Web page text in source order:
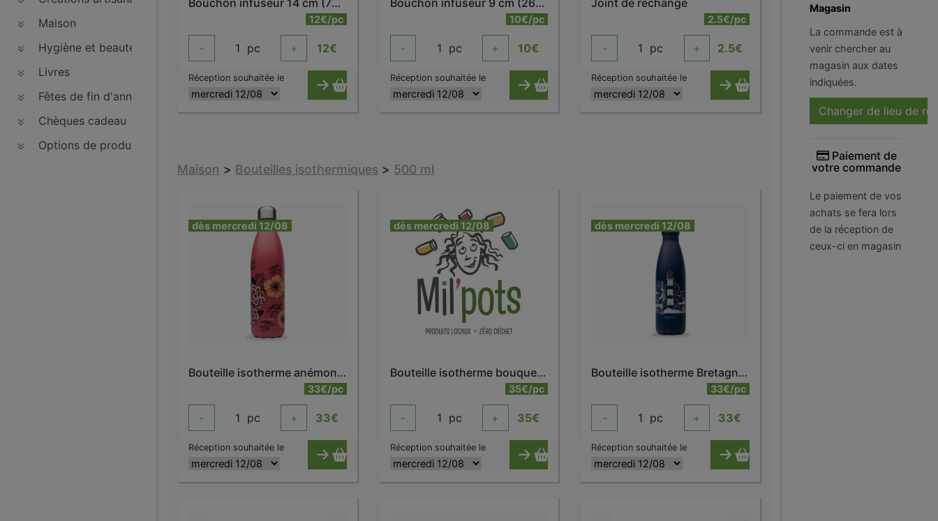
Maison
Hygiène et beauté
Livres
Fêtes de fin d'année
Chèques cadeau
Options de produits
Bouchon infuseur 14 cm (750/1000 ml)
12€/pc
- 1 pc + 12€
Réception souhaitée le
Bouchon infuseur 9 cm (260/500 ml)
10€/pc
- 1 pc + 10€
Réception souhaitée le
Joint de rechange
2.5€/pc
- 1 pc + 2.5€
Réception souhaitée le
Maison > Bouteilles isothermiques > 500 ml
dès mercredi 12/08
Bouteille isotherme anémone 500 ml
33€/pc
- 1 pc + 33€
Réception souhaitée le
dès mercredi 12/08
Bouteille isotherme bouquet dahlia 500 ml
35€/pc
- 1 pc + 35€
Réception souhaitée le
dès mercredi 12/08
Bouteille isotherme Bretagne 500 ml
33€/pc
- 1 pc + 33€
Réception souhaitée le
Magasin
La commande est à
venir chercher au
magasin aux dates
indiquées.
Changer de lieu de
Paiement de
votre commande
Le paiement de vos
achats se fera lors
de la réception de
ceux-ci en magasin